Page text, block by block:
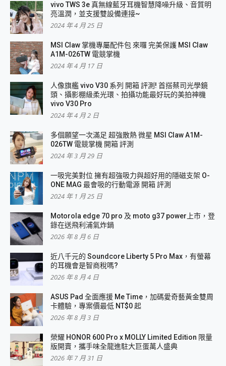
vivo TWS 3e 真無線藍牙耳機智慧降噪升級、音質明
亮溫潤，並支援雙設備連接~
2024 年 4 月 25 日
MSI Claw 掌機專屬配件包 來囉 完美保護 MSI Claw
A1M-026TW 電競掌機
2024 年 4 月 17 日
人像旗艦 vivo V30 系列 開箱 評測! 首搭蔡司光學鏡
頭、攝影棚級柔光環、拍攝功能最好玩的美拍神機
vivo V30 Pro
2024 年 4 月 2 日
多個願望一次滿足 超強散熱 微星 MSI Claw A1M-
026TW 電競掌機 開箱 評測
2024 年 3 月 29 日
一吸完美對位 擁有超強吸力與超好用的隱磁支架 O-
ONE MAG 最會吸的行動電源 開箱 評測
2024 年 1 月 25 日
Motorola edge 70 pro 及 moto g37 power上市，登
錄在送飛利浦氣炸鍋
2026 年 8 月 6 日
近八千元的 Soundcore Liberty 5 Pro Max，有螢幕
的耳機會是智商稅嗎?
2026 年 8 月 4 日
ASUS Pad 全面應援 Me Time，加碼愛奇藝黃金雙周
卡體驗，專案價最低 NT$0 起
2026 年 8 月 3 日
榮耀 HONOR 600 Pro x MOLLY Limited Edition 限量
版開賣，攜手味全龍進駐大巨蛋萬人盛典
2026 年 7 月 31 日